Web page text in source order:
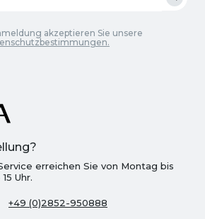
erreichen Sie von Montag bis
Uhr.
+49 (0)2852-950888
akzeptieren Sie unsere